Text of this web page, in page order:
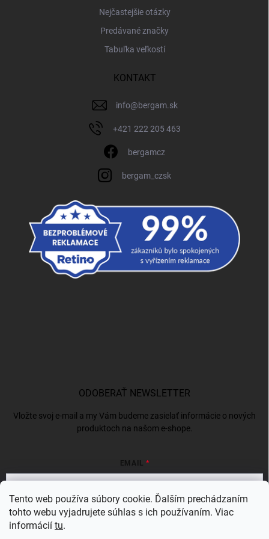
Tento web používa súbory cookie. Ďalším prechádzaním
tohto webu vyjadrujete súhlas s ich používaním. Viac
informácií tu.
Nejčastejšie otázky
Predávané značky
Tabuľka veľkostí
KONTAKT
info@bergam.sk
+421 222 205 463
bergamcz
bergam_czsk
ODOBERAŤ NEWSLETTER
Vložte svoj e-mail a my Vám budeme zasielať informácie o nových
produktoch na našom e-shope.
EMAIL
Vložením e-mailu súhlasíte s